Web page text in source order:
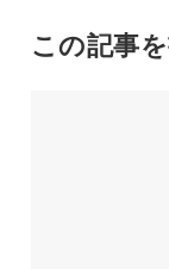
この記事